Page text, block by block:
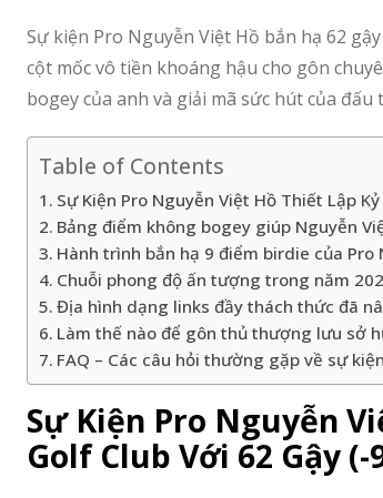
Sự kiện Pro Nguyễn Việt Hồ bắn hạ 62
cột mốc vô tiền khoáng hậu cho gôn
bogey của anh và giải mã sức hút của
Table of Contents
Sự Kiện Pro Nguyễn Việt Hồ Thiết Lập
Bảng điểm không bogey giúp Nguyễn
Hành trình bắn hạ 9 điểm birdie của
Chuỗi phong độ ấn tượng trong năm
Địa hình dạng links đầy thách thức đã
Làm thế nào để gôn thủ thượng lưu sở
FAQ – Các câu hỏi thường gặp về sự
Sự Kiện Pro Nguyễn
Golf Club Với 62 Gậy